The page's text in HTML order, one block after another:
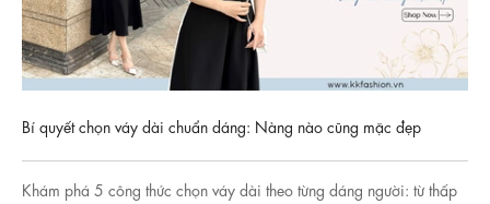
Bí quyết chọn váy dài chuẩn dáng: Nàng nào cũng mặc đẹp
Khám phá 5 công thức chọn váy dài theo từng dáng người: từ thấp